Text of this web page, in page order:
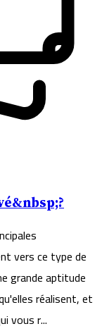
vers ce type de
grande aptitude
réalisent, et
vous r...